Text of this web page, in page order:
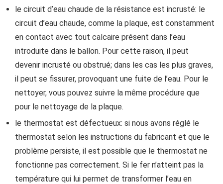
le circuit d’eau chaude de la résistance est incrusté: le
circuit d’eau chaude, comme la plaque, est constamment
en contact avec tout calcaire présent dans l’eau
introduite dans le ballon. Pour cette raison, il peut
devenir incrusté ou obstrué; dans les cas les plus graves,
il peut se fissurer, provoquant une fuite de l’eau. Pour le
nettoyer, vous pouvez suivre la même procédure que
pour le nettoyage de la plaque.
le thermostat est défectueux: si nous avons réglé le
thermostat selon les instructions du fabricant et que le
problème persiste, il est possible que le thermostat ne
fonctionne pas correctement. Si le fer n’atteint pas la
température qui lui permet de transformer l’eau en